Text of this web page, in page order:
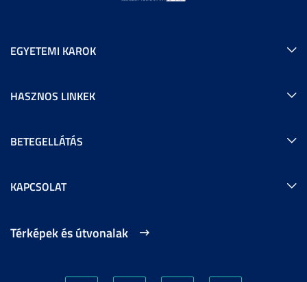
EGYETEMI KAROK
HASZNOS LINKEK
BETEGELLÁTÁS
KAPCSOLAT
Térképek és útvonalak